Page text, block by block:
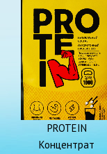
PROTEIN
Концентрат